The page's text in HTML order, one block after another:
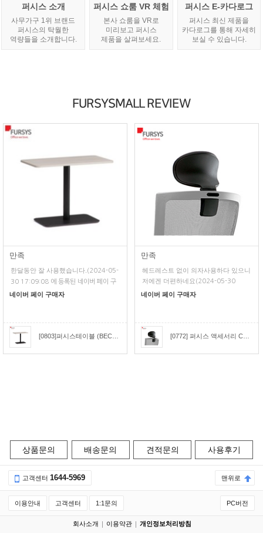
퍼시스 소개
사무가구 1위 브랜드
퍼시스의 탁월한
역량들을 소개합니다.
퍼시스 쇼룸 VR 체험
본사 쇼룸을 VR로
미리보고 퍼시스
제품을 살펴보세요.
퍼시스 E-카다로그
퍼시스 최신 제품을
카다로그를 통해 자세히
보실 수 있습니다.
FURSYSMALL REVIEW
만족
한달동안 잘 사용했습니다. (2024-05-
30 17:09:08 에 등록된 네이버 페이 구
매평)
네이버 페이 구매자
[0803]퍼시스테이블 (BECONN)비콘직사각형 회의테이블(W:1000) [CCR010]
만족
헤드레스트 없이 의자사용하다 있으니
저에겐 더편하네요 (2024-05-30
11:17:26 에 등록된 네이버 페이 구매
네이버 페이 구매자
[0772] 퍼시스 액세서리 CHA4300용 헤드레스트 [CH4309H]
상품문의 배송문의 견적문의 사용후기
고객센터 1644-5969 맨위로
이용안내 고객센터 1:1문의 PC버전
회사소개 이용약관 개인정보처리방침